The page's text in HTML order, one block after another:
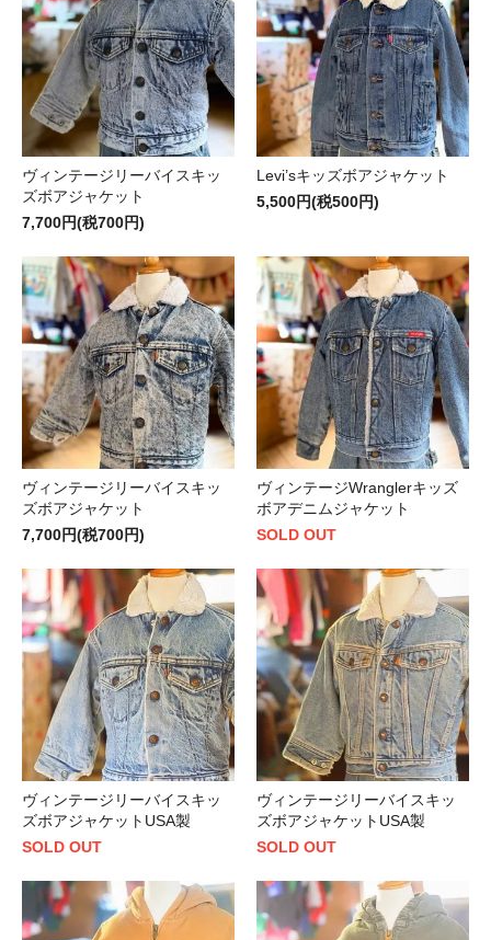
ヴィンテージリーバイスキッ
ズボアジャケット
7,700円(税700円)
Levi’sキッズボアジャケット
5,500円(税500円)
ヴィンテージリーバイスキッ
ズボアジャケット
7,700円(税700円)
ヴィンテージWranglerキッズ
ボアデニムジャケット
SOLD OUT
ヴィンテージリーバイスキッ
ズボアジャケットUSA製
SOLD OUT
ヴィンテージリーバイスキッ
ズボアジャケットUSA製
SOLD OUT